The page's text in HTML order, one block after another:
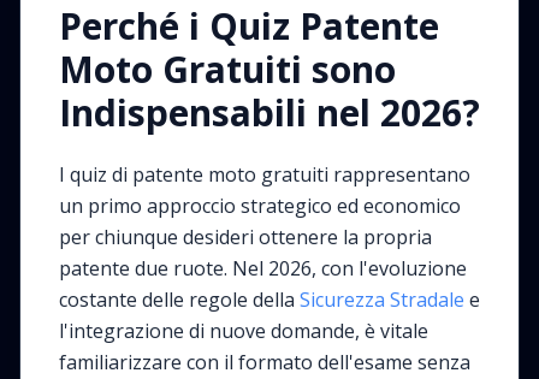
Perché i Quiz Patente
Moto Gratuiti sono
Indispensabili nel 2026?
I quiz di patente moto gratuiti rappresentano
un primo approccio strategico ed economico
per chiunque desideri ottenere la propria
patente due ruote. Nel 2026, con l'evoluzione
costante delle regole della Sicurezza Stradale e
l'integrazione di nuove domande, è vitale
familiarizzare con il formato dell'esame senza